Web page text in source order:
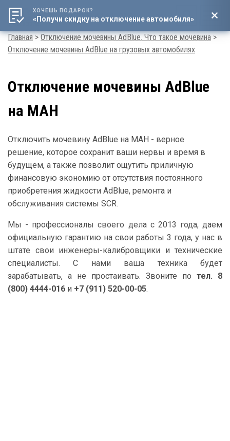
8 (800) 4444-016
Строка
навигации
Главная
Отключение мочевины AdBlue. Что такое мочевина
Отключение мочевины AdBlue на грузовых автомобилях
Отключение мочевины AdBlue
на МАН
Отключить мочевину AdBlue на МАН - верное
решение, которое сохранит ваши нервы и время в
будущем, а также позволит ощутить приличную
финансовую экономию от отсутствия постоянного
приобретения жидкости AdBlue, ремонта и
обслуживания системы SCR.
Мы - профессионалы своего дела с 2013 года, даем
официальную гарантию на свои работы 3 года, у нас в
штате свои инженеры-калибровщики и технические
специалисты. С нами ваша техника будет
зарабатывать, а не простаивать. Звоните по тел. 8
(800) 4444-016 и +7 (911) 520-00-05.
ХОЧЕШЬ ПОДАРОК?
«Получи скидку на отключение автомобиля»